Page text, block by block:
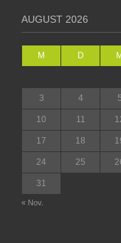
AUGUST 2026
M D
3 4 5
10 11
17 18
24 25
31
« Nov.